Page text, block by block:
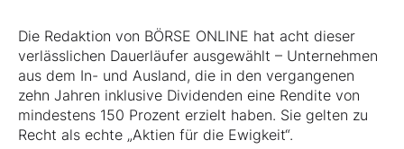
Die Redaktion von BÖRSE ONLINE hat acht dieser
verlässlichen Dauerläufer ausgewählt – Unternehmen
aus dem In- und Ausland, die in den vergangenen
zehn Jahren inklusive Dividenden eine Rendite von
mindestens 150 Prozent erzielt haben. Sie gelten zu
Recht als echte „Aktien für die Ewigkeit“.